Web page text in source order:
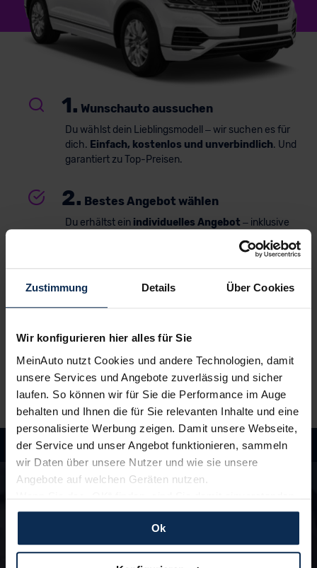
Zustimmung Details Über Cookies
Wir konfigurieren hier alles für Sie
MeinAuto nutzt Cookies und andere Technologien, damit
unsere Services und Angebote zuverlässig und sicher
laufen. So können wir für Sie die Performance im Auge
behalten und Ihnen die für Sie relevanten Inhalte und eine
personalisierte Werbung zeigen. Damit unsere Webseite,
der Service und unser Angebot funktionieren, sammeln
wir Daten über unsere Nutzer und wie sie unsere
Angebote auf welchen Geräten nutzen.
Wenn Sie das „OK“ finden, sind Sie damit einverstanden
und erlauben uns Cookies für unseren Service zu
verwenden und diese Daten an Dritte weiterzugeben,
etwa an unsere Marketingpartner. Falls Sie dem nicht
zustimmen möchten, beschränken wir uns auf die
Ok
1. Wunschauto aussuchen
Du wählst dein Lieblingsmodell – wir suchen es für
dich. Einfach, kostenlos und unverbindlich. Und
garantiert zu Top-Preisen.
2. Bestes Angebot wählen
Du erhältst ein individuelles Angebot – inklusive
persönlichem
. Alles klar? Bestelle deinen
Neuwagen, ganz einfach online.
3.Einfach losfahren
vor die Haustür. Und auch während der Laufzeit
genießt du alle Vorteile von MeinAuto.de wie zum
Beispielfreie Werkstattwahlund persönlichen
Ansprechpartner.
Hast du Fragen?
In unseren FAQ findest du Antworten rund um
Lieferzeiten